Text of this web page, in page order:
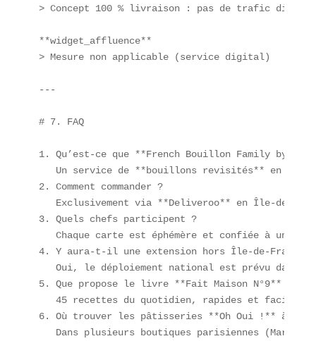
> Concept 100 % livraison : pas de trafic
**widget_affluence**
> Mesure non applicable (service digital)
---
# 7. FAQ
1. Qu’est-ce que **French Bouillon Family by
Un service de **bouillons revisités** en
2. Comment commander ?
Exclusivement via **Deliveroo** en Île-de-
3. Quels chefs participent ?
Chaque carte est éphémère et confiée à un
4. Y aura-t-il une extension hors Île-de-
Oui, le déploiement national est prévu dans
5. Que propose le livre **Fait Maison N°9** ?
45 recettes du quotidien, rapides et
6. Où trouver les pâtisseries **Oh Oui !** à
Dans plusieurs boutiques parisiennes